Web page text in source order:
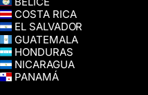
COSTA RICA
EL SALVADOR
GUATEMALA
HONDURAS
NICARAGUA
PANAMÁ